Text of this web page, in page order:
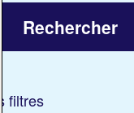
Rechercher
filtres